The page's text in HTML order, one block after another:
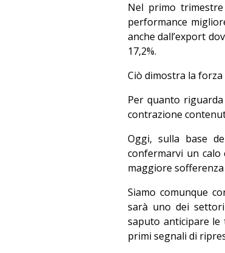
Nel primo
performance
anche dall’export
17,2%.
Ciò dimostra la
Per quanto
contrazione
Oggi, sulla base
confermarvi un calo
maggiore
Siamo comunque
sarà uno dei
saputo anticipare le
primi segnali di